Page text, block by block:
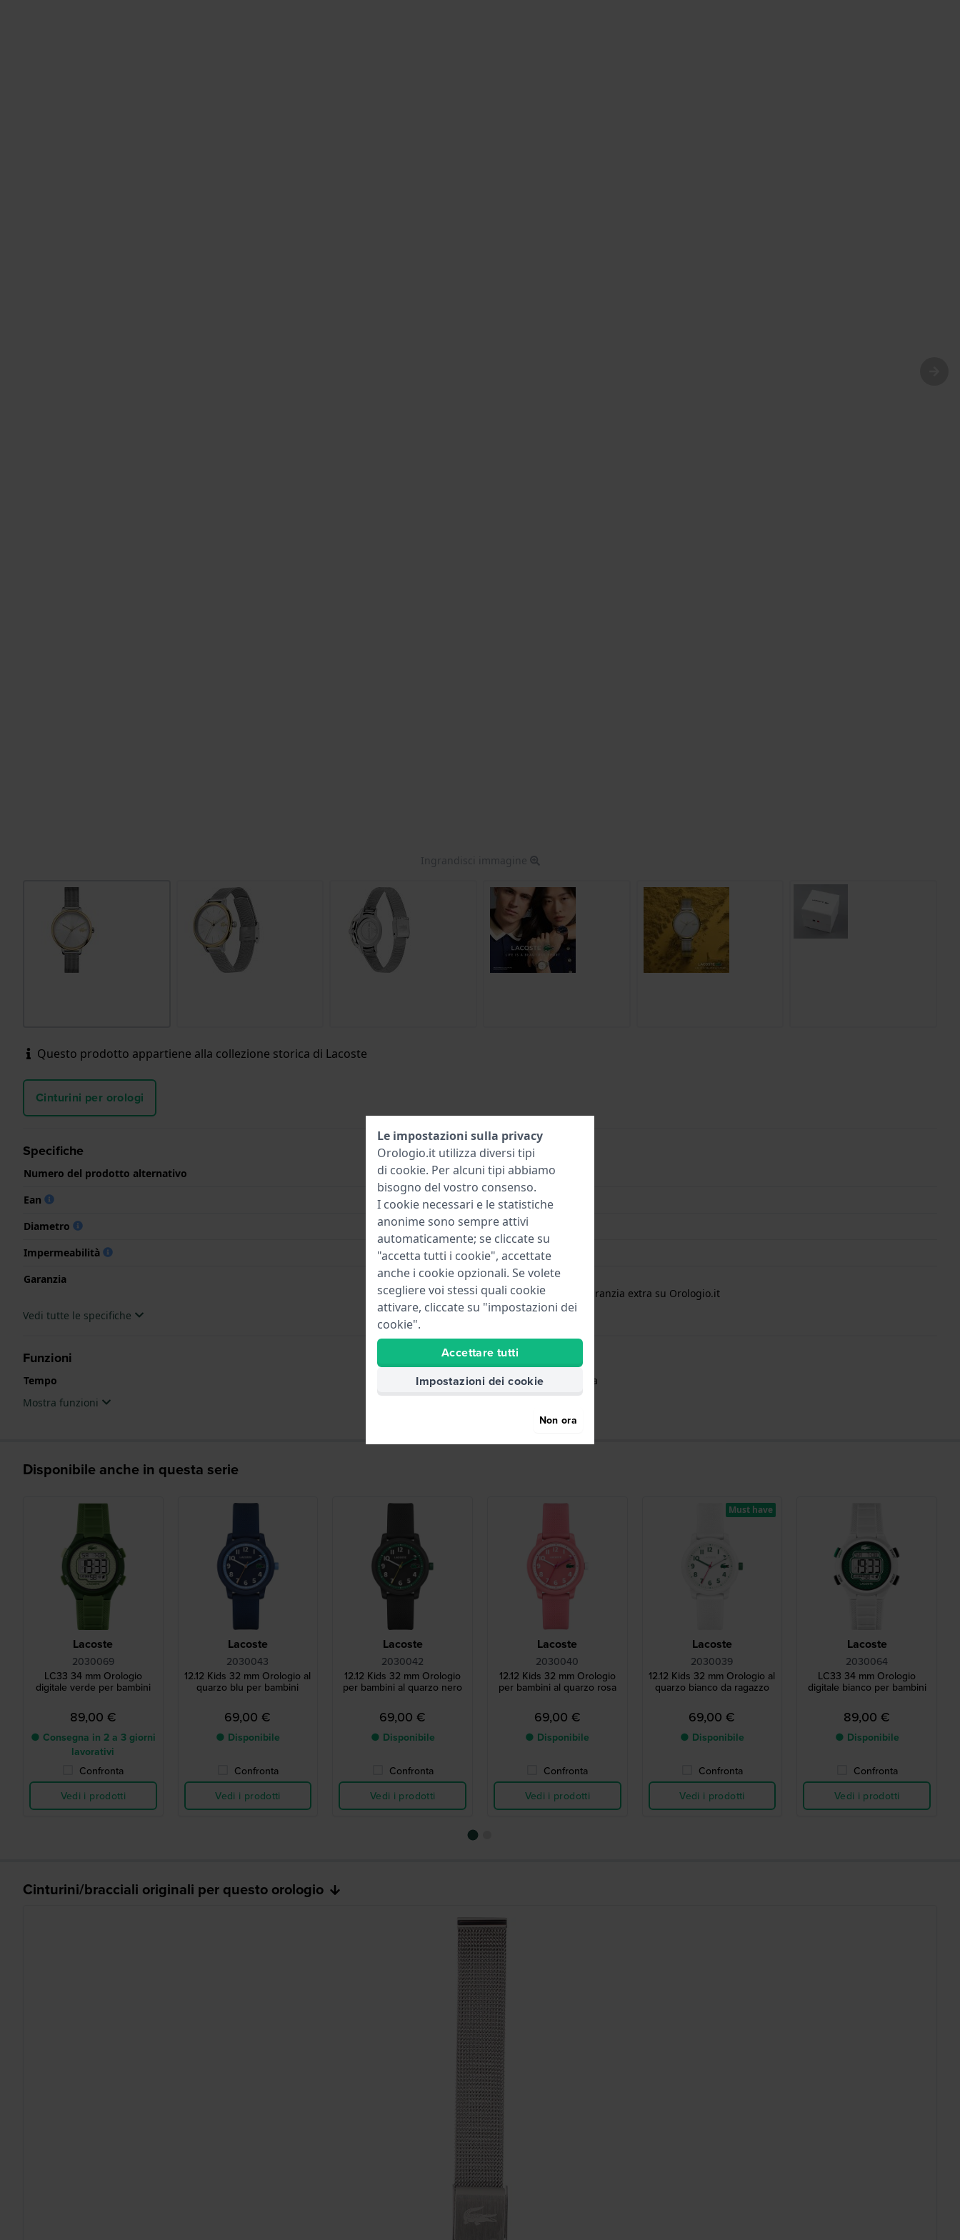
Ingrandisci immagine
Questo prodotto appartiene alla collezione storica di Lacoste
Cinturini per orologi
Specifiche
Numero del prodotto alternativo
LC2001127
Ean
7613272386777
Diametro
34 mm
Impermeabilità
3 Bar (lavaggio mani)
Garanzia
2 Anni di garanzia
gratuita1 anno di garanzia extra su Orologio.it
Vedi tutte le specifiche
Funzioni
Tempo
Ore - Lancetta analogica
Mostra funzioni
Disponibile anche in questa serie
Lacoste
2030069
LC33 34 mm Orologio
digitale verde per bambini
89,00 €
● Consegna in 2 a 3 giorni
lavorativi
Confronta
Vedi i prodotti
Lacoste
2030043
12.12 Kids 32 mm Orologio al
quarzo blu per bambini
69,00 €
● Disponibile
Confronta
Vedi i prodotti
Lacoste
2030042
12.12 Kids 32 mm Orologio
per bambini al quarzo nero
69,00 €
● Disponibile
Confronta
Vedi i prodotti
Lacoste
2030040
12.12 Kids 32 mm Orologio
per bambini al quarzo rosa
69,00 €
● Disponibile
Confronta
Vedi i prodotti
Lacoste
2030039
12.12 Kids 32 mm Orologio al
quarzo bianco da ragazzo
69,00 €
● Disponibile
Confronta
Vedi i prodotti
Must have
Lacoste
2030064
LC33 34 mm Orologio
digitale bianco per bambini
89,00 €
● Disponibile
Confronta
Vedi i prodotti
Cinturini/bracciali originali per questo orologio
Le impostazioni sulla privacy
Orologio.it utilizza diversi tipi
di cookie. Per alcuni tipi abbiamo
bisogno del vostro consenso.
I cookie necessari e le statistiche
anonime sono sempre attivi
automaticamente; se cliccate su
"accetta tutti i cookie", accettate
anche i cookie opzionali. Se volete
scegliere voi stessi quali cookie
attivare, cliccate su "impostazioni dei
cookie".
Accettare tutti
Impostazioni dei cookie
Non ora